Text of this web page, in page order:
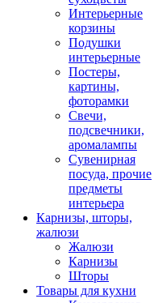
Интерьерные
корзины
Подушки
интерьерные
Постеры,
картины,
фоторамки
Свечи,
подсвечники,
аромалампы
Сувенирная
посуда, прочие
предметы
интерьера
Карнизы, шторы,
жалюзи
Жалюзи
Карнизы
Шторы
Товары для кухни